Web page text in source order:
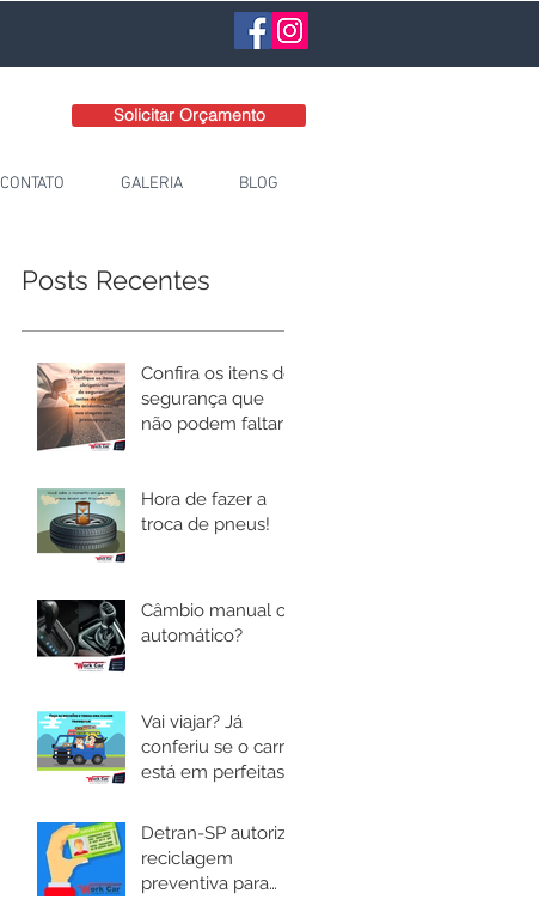
CONTATO GALERIA BLOG
Solicitar Orçamento
Posts Recentes
Confira os itens de
segurança que
não podem faltar
Hora de fazer a
troca de pneus!
Câmbio manual ou
automático?
Vai viajar? Já
conferiu se o carro
está em perfeitas
Detran-SP autoriza
reciclagem
preventiva para